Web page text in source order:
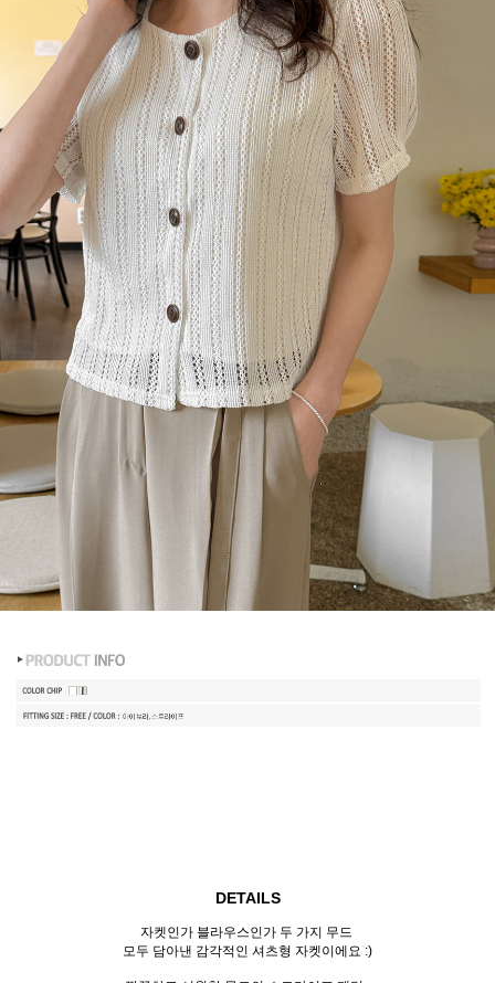
DETAILS
자켓인가 블라우스인가 두 가지 무드
모두 담아낸 감각적인 셔츠형 자켓이에요 :)